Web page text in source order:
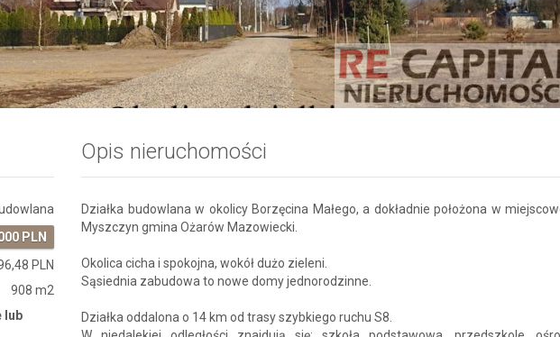
PLN
PLN
908 m2
lub
Opis nieruchomości
Działka budowlana w okolicy Borzęcina Małego, a dokładnie położona w
Myszczyn gmina Ożarów Mazowiecki.
Okolica cicha i spokojna, wokół dużo zieleni.
Sąsiednia zabudowa to nowe domy jednorodzinne.
Działka oddalona o 14 km od trasy szybkiego ruchu S8.